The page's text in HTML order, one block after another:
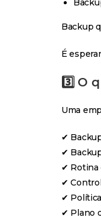
Backup
É
3️⃣ O
Uma
✔
✔
✔ Rotina
✔
✔
✔ Plano